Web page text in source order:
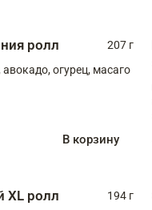
ролл
207 г
огурец, масаго
В корзину
XL ролл 194 г